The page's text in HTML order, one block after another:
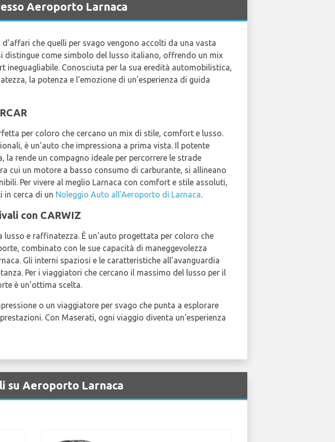
Aeroporto Larnaca
che quelli per svago vengono accolti da una vasta
distingue come simbolo del lusso italiano, offrendo un mix
ineguagliabile. Conosciuta per la sua eredità automobilistica,
la potenza e l'emozione di un'esperienza di guida
per coloro che cercano un mix di stile, comfort e lusso.
è un'auto che impressiona a prima vista. Il potente
rende un compagno ideale per percorrere le strade
cui un motore a basso consumo di carburante, si allineano
Per vivere al meglio Larnaca con comfort e stile assoluti,
in cerca di un Noleggio Auto all'Aeroporto di Larnaca.
con CARWIZ
lusso e raffinatezza. È un'auto progettata per coloro che
combinato con le sue capacità di maneggevolezza
Gli interni spaziosi e le caratteristiche all'avanguardia
Per i viaggiatori che cercano il massimo del lusso per il
è un'ottima scelta.
o un viaggiatore per svago che punta a esplorare
Con Maserati, ogni viaggio diventa un'esperienza
su Aeroporto Larnaca